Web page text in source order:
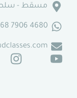
- سلطنة عمان